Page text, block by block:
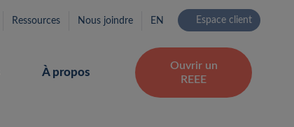
Rechercher…
Ressources Nous joindre EN Espace client
À propos
Ouvrir un
REEE